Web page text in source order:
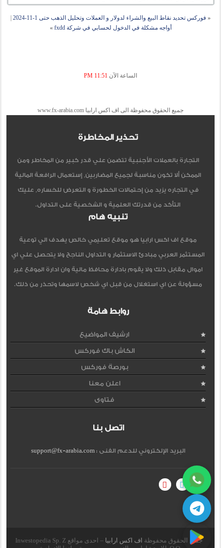
« فوركس تحديد نقاط البيع والشراء لدولار و العملات وتحليل الذهب حتى 1-11-2024
أواجه مشكلة في الدخول لحسابي في شركة fxdd
»
الساعة الآن 11:51 PM
جميع الحقوق محفوظة الى اف اكس ارابيا www.fx-arabia.com
تحذير المخاطرة
التجارة بالعملات الأجنبية تتضمن علي قدر كبير من المخاطر ومن
الممكن ألا تكون مناسبة لجميع المضاربين, إستعمال الرافعة المالية
في التجاره يزيد من إحتمالات الخطورة و التعرض للخساره, عليك
التأكد من قدرتك العلمية و الشخصية على التداول.
تنبيه هام
موقع اف اكس ارابيا هو موقع تعليمي خالص يهدف الي توعية
المستثمر العربي مبادئ الاستثمار و التداول الناجح ولا يتحصل علي اي
اموال مقابل ذلك ولا يقوم بادارة محافظ مالية وان ادارة الموقع غير
مسؤولة عن اي استغلال من قبل اي شخص لاسمها وتحذر من ذلك.
روابط هامة
ارشيف المواضيع
الكاش باك فوركس
بورصة فوركس
اعلن معنا
فتاوى
اتصل بنا
البريد الإلكتروني للدعم الفنى :support@fx-arabia.com
جميع الحقوق محفوظة اف اكس ارابيا
– احدى مواقع Inwestopedia Sp. Z